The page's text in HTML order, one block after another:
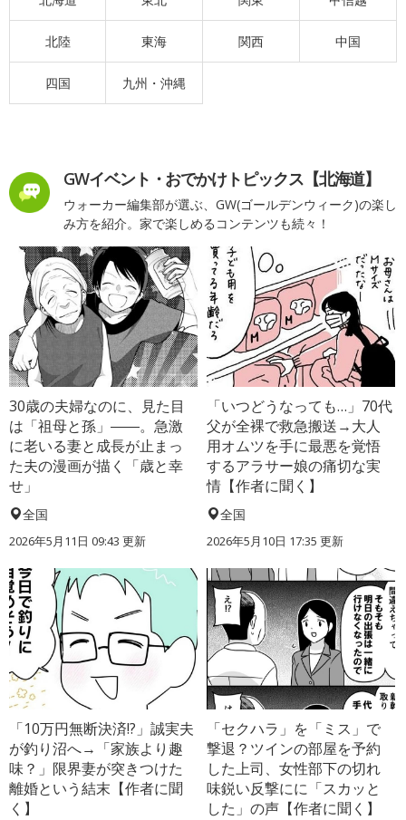
北陸 東海 関西 中国
四国 九州・沖縄
GWイベント・おでかけトピックス【北海道】
ウォーカー編集部が選ぶ、GW(ゴールデンウィーク)の楽し
み方を紹介。家で楽しめるコンテンツも続々！
30歳の夫婦なのに、見た目
は「祖母と孫」――。急激
に老いる妻と成長が止まっ
た夫の漫画が描く「歳と幸
せ」
全国
2026年5月11日 09:43 更新
「いつどうなっても…」70代
父が全裸で救急搬送→大人
用オムツを手に最悪を覚悟
するアラサー娘の痛切な実
情【作者に聞く】
全国
2026年5月10日 17:35 更新
「10万円無断決済!?」誠実夫
が釣り沼へ→「家族より趣
味？」限界妻が突きつけた
離婚という結末【作者に聞
く】
「セクハラ」を「ミス」で
撃退？ツインの部屋を予約
した上司、女性部下の切れ
味鋭い反撃にに「スカッと
した」の声【作者に聞く】